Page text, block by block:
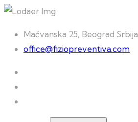
Mačvanska 25, Beograd Srbija
office@fiziopreventiva.com